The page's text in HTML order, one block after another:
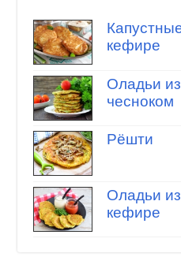
кефире
Оладьи
чесноком
Рёшти
Оладьи
кефире